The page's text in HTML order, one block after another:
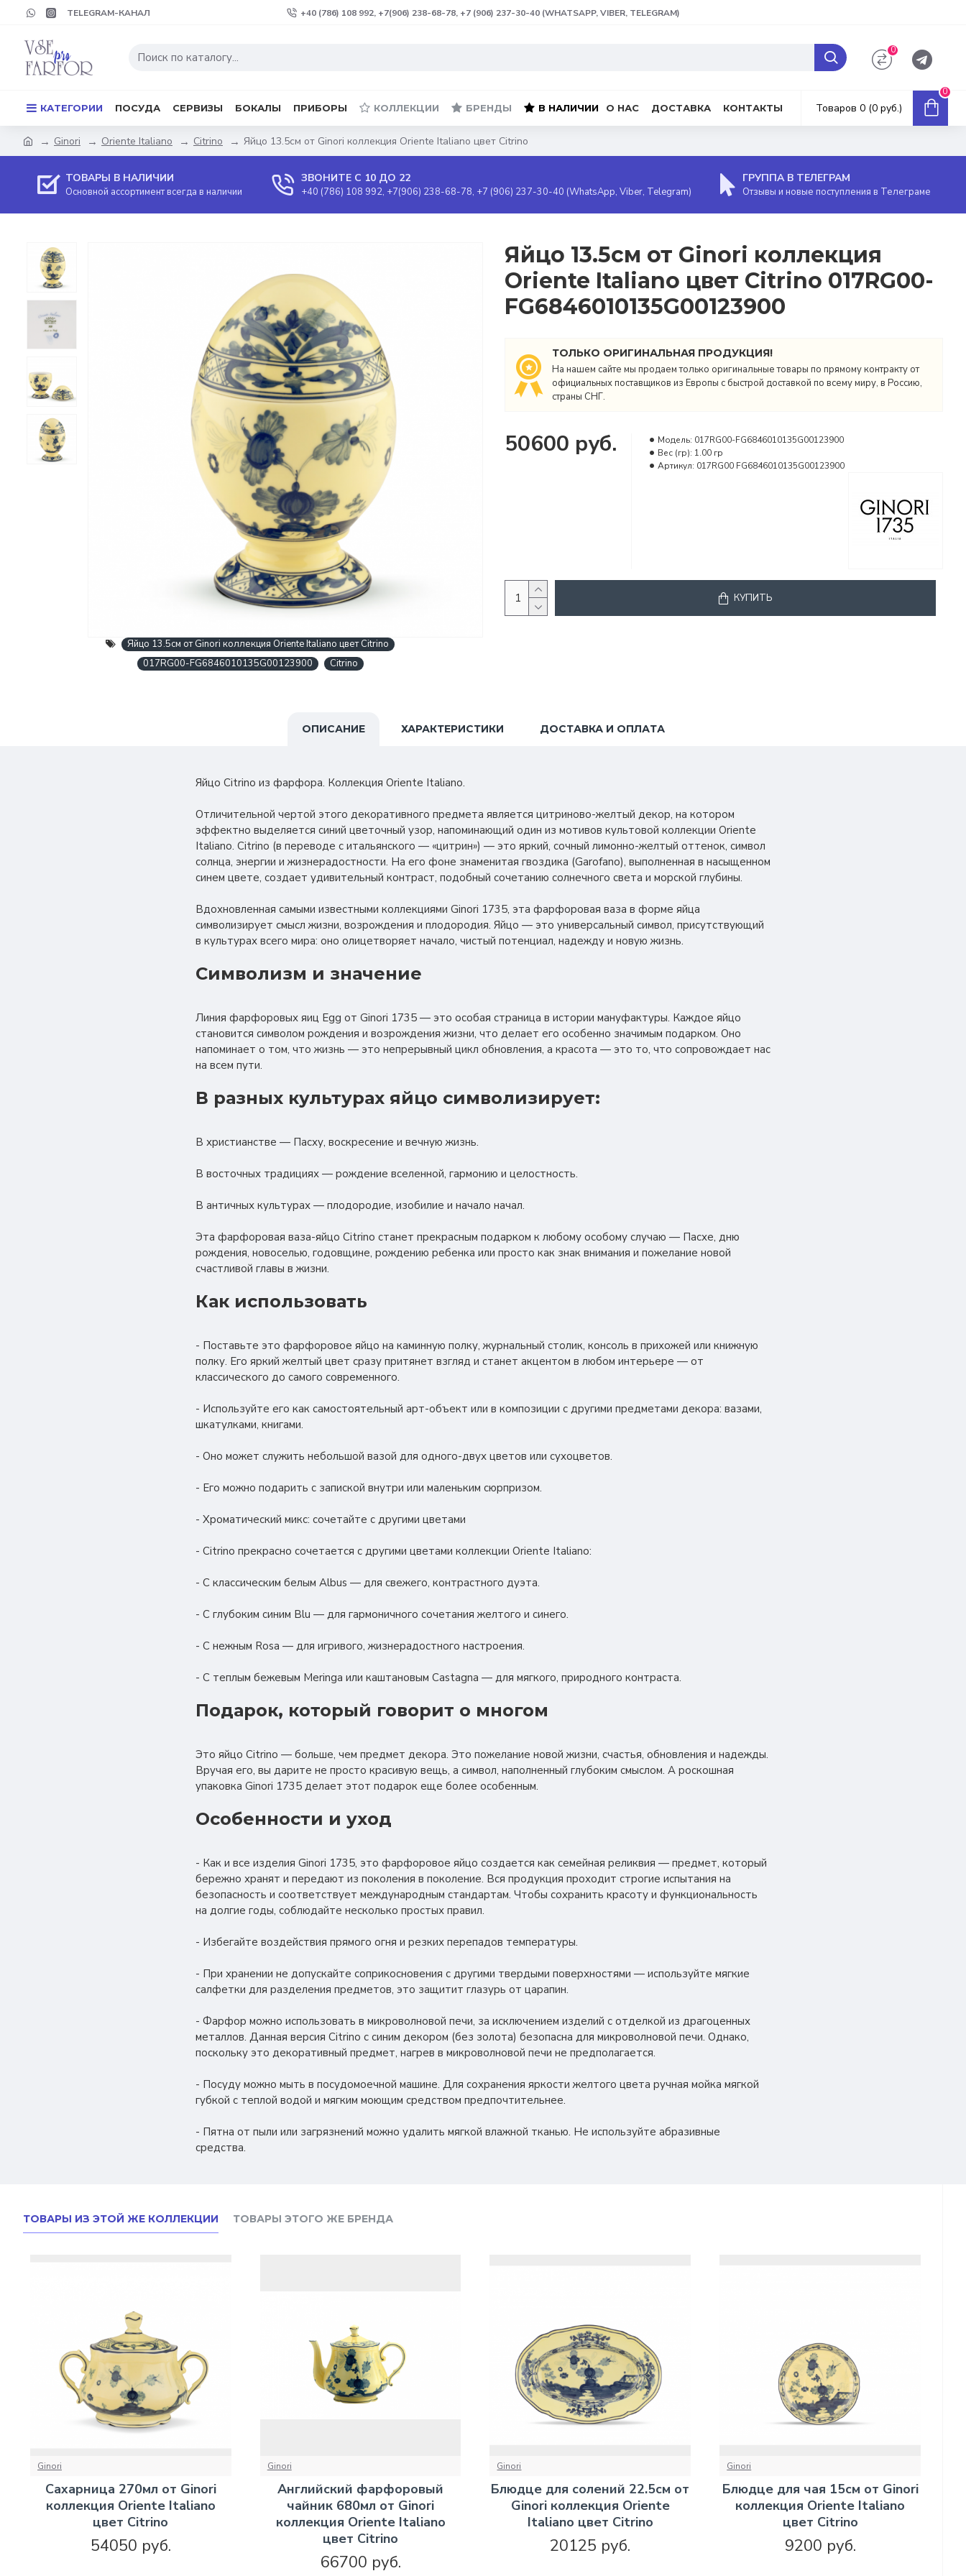
TELEGRAM-КАНАЛ +40 (786) 108 992, +7(906) 238-68-78, +7 (906) 237-30-40 (WHATSAPP, VIBER, TELEGRAM)
0
КАТЕГОРИИ ПОСУДА СЕРВИЗЫ БОКАЛЫ ПРИБОРЫ КОЛЛЕКЦИИ БРЕНДЫ В НАЛИЧИИ О НАС ДОСТАВКА КОНТАКТЫ Товаров 0 (0 руб.)
0
Ginori Oriente Italiano Citrino Яйцо 13.5см от Ginori коллекция Oriente Italiano цвет Citrino
ТОВАРЫ В НАЛИЧИИ
Основной ассортимент всегда в наличии
ЗВОНИТЕ С 10 ДО 22
+40 (786) 108 992, +7(906) 238-68-78, +7 (906) 237-30-40 (WhatsApp, Viber, Telegram)
ГРУППА В ТЕЛЕГРАМ
Отзывы и новые поступления в Телеграме
Яйцо 13.5см от Ginori коллекция Oriente Italiano цвет Citrino
017RG00-FG6846010135G00123900
Citrino
Яйцо 13.5см от Ginori коллекция
Oriente Italiano цвет Citrino 017RG00-
FG6846010135G00123900
ТОЛЬКО ОРИГИНАЛЬНАЯ ПРОДУКЦИЯ!
На нашем сайте мы продаем только оригинальные товары по прямому контракту от
официальных поставщиков из Европы с быстрой доставкой по всему миру, в Россию,
страны СНГ.
50600 руб. Модель: 017RG00-FG6846010135G00123900
Вес (гр): 1.00 гр
Артикул: 017RG00 FG6846010135G00123900
КУПИТЬ
ОПИСАНИЕ ХАРАКТЕРИСТИКИ ДОСТАВКА И ОПЛАТА
Яйцо Citrino из фарфора. Коллекция Oriente Italiano.
Отличительной чертой этого декоративного предмета является цитриново-желтый декор, на котором
эффектно выделяется синий цветочный узор, напоминающий один из мотивов культовой коллекции Oriente
Italiano. Citrino (в переводе с итальянского — «цитрин») — это яркий, сочный лимонно-желтый оттенок, символ
солнца, энергии и жизнерадостности. На его фоне знаменитая гвоздика (Garofano), выполненная в насыщенном
синем цвете, создает удивительный контраст, подобный сочетанию солнечного света и морской глубины.
Вдохновленная самыми известными коллекциями Ginori 1735, эта фарфоровая ваза в форме яйца
символизирует смысл жизни, возрождения и плодородия. Яйцо — это универсальный символ, присутствующий
в культурах всего мира: оно олицетворяет начало, чистый потенциал, надежду и новую жизнь.
Символизм и значение
Линия фарфоровых яиц Egg от Ginori 1735 — это особая страница в истории мануфактуры. Каждое яйцо
становится символом рождения и возрождения жизни, что делает его особенно значимым подарком. Оно
напоминает о том, что жизнь — это непрерывный цикл обновления, а красота — это то, что сопровождает нас
на всем пути.
В разных культурах яйцо символизирует:
В христианстве — Пасху, воскресение и вечную жизнь.
В восточных традициях — рождение вселенной, гармонию и целостность.
В античных культурах — плодородие, изобилие и начало начал.
Эта фарфоровая ваза-яйцо Citrino станет прекрасным подарком к любому особому случаю — Пасхе, дню
рождения, новоселью, годовщине, рождению ребенка или просто как знак внимания и пожелание новой
счастливой главы в жизни.
Как использовать
- Поставьте это фарфоровое яйцо на каминную полку, журнальный столик, консоль в прихожей или книжную
полку. Его яркий желтый цвет сразу притянет взгляд и станет акцентом в любом интерьере — от
классического до самого современного.
- Используйте его как самостоятельный арт-объект или в композиции с другими предметами декора: вазами,
шкатулками, книгами.
- Оно может служить небольшой вазой для одного-двух цветов или сухоцветов.
- Его можно подарить с запиской внутри или маленьким сюрпризом.
- Хроматический микс: сочетайте с другими цветами
- Citrino прекрасно сочетается с другими цветами коллекции Oriente Italiano:
- С классическим белым Albus — для свежего, контрастного дуэта.
- С глубоким синим Blu — для гармоничного сочетания желтого и синего.
- С нежным Rosa — для игривого, жизнерадостного настроения.
- С теплым бежевым Meringa или каштановым Castagna — для мягкого, природного контраста.
Подарок, который говорит о многом
Это яйцо Citrino — больше, чем предмет декора. Это пожелание новой жизни, счастья, обновления и надежды.
Вручая его, вы дарите не просто красивую вещь, а символ, наполненный глубоким смыслом. А роскошная
упаковка Ginori 1735 делает этот подарок еще более особенным.
Особенности и уход
- Как и все изделия Ginori 1735, это фарфоровое яйцо создается как семейная реликвия — предмет, который
бережно хранят и передают из поколения в поколение. Вся продукция проходит строгие испытания на
безопасность и соответствует международным стандартам. Чтобы сохранить красоту и функциональность
на долгие годы, соблюдайте несколько простых правил.
- Избегайте воздействия прямого огня и резких перепадов температуры.
- При хранении не допускайте соприкосновения с другими твердыми поверхностями — используйте мягкие
салфетки для разделения предметов, это защитит глазурь от царапин.
- Фарфор можно использовать в микроволновой печи, за исключением изделий с отделкой из драгоценных
металлов. Данная версия Citrino с синим декором (без золота) безопасна для микроволновой печи. Однако,
поскольку это декоративный предмет, нагрев в микроволновой печи не предполагается.
- Посуду можно мыть в посудомоечной машине. Для сохранения яркости желтого цвета ручная мойка мягкой
губкой с теплой водой и мягким моющим средством предпочтительнее.
- Пятна от пыли или загрязнений можно удалить мягкой влажной тканью. Не используйте абразивные
средства.
ТОВАРЫ ИЗ ЭТОЙ ЖЕ КОЛЛЕКЦИИ ТОВАРЫ ЭТОГО ЖЕ БРЕНДА
Ginori
Сахарница 270мл от Ginori
коллекция Oriente Italiano
цвет Citrino
54050 руб.
Ginori
Английский фарфоровый
чайник 680мл от Ginori
коллекция Oriente Italiano
цвет Citrino
66700 руб.
Ginori
Блюдце для солений 22.5см от
Ginori коллекция Oriente
Italiano цвет Citrino
20125 руб.
Ginori
Блюдце для чая 15см от Ginori
коллекция Oriente Italiano
цвет Citrino
9200 руб.